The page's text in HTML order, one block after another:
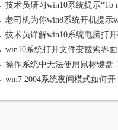
win10系统打开文件变搜索界
win7 2004系统夜间模式如何开